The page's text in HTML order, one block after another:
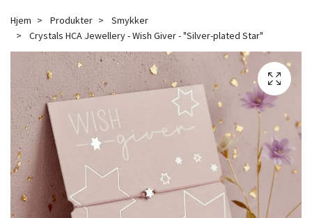
Hjem Produkter
Smykker
Crystals HCA Jewellery - Wish Giver - "Silver-plated Star"